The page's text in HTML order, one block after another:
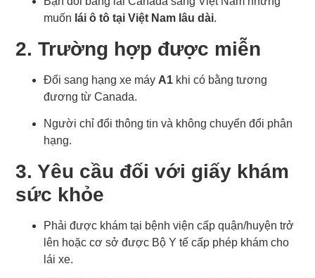
muốn lái ô tô tại Việt Nam lâu dài.
2. Trường hợp được miễn
Đổi sang hạng xe máy A1 khi có bằng tương
đương từ Canada.
Người chỉ đổi thông tin và không chuyển đổi phân
hạng.
3. Yêu cầu đối với giấy khám
sức khỏe
Phải được khám tại bệnh viện cấp quận/huyện trở
lên hoặc cơ sở được Bộ Y tế cấp phép khám cho
lái xe.